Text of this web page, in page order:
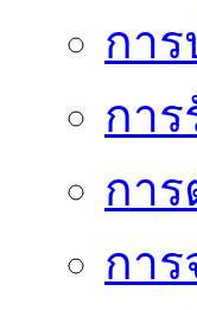
การ
การ
กา
กา